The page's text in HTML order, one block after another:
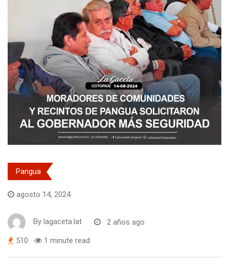
Pangua
agosto 14, 2024
By lagaceta.lat 2 años ago
510 1 minute read